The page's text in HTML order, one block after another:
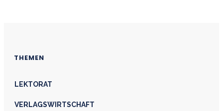
THEMEN
LEKTORAT
VERLAGSWIRTSCHAFT